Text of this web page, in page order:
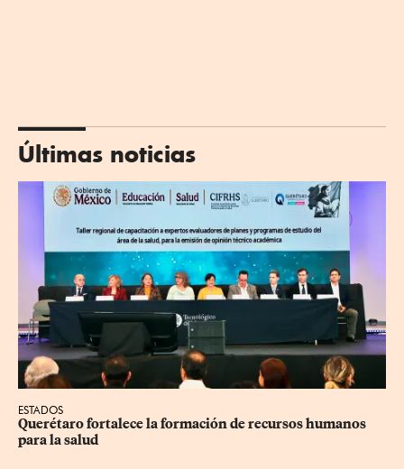
Últimas noticias
ESTADOS
Querétaro fortalece la formación de recursos humanos
para la salud